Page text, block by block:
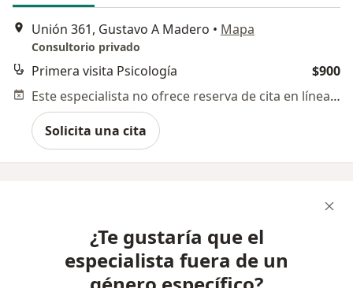
Unión 361, Gustavo A Madero • Mapa
Consultorio privado
Primera visita Psicología
$900
Este especialista no ofrece reserva de cita en línea en esta dirección.
Solicita una cita
¿Te gustaría que el
especialista fuera de un